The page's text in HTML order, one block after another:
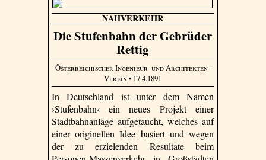
NAHVERKEHR
Die Stufenbahn der Gebrüder
Rettig
Österreichischer Ingenieur- und Architekten-
Verein• 17.4.1891
In Deutschland ist unter dem Namen
›Stufenbahn‹ ein neues Projekt einer
Stadtbahnanlage aufgetaucht, welches auf
einer originellen Idee basiert und wegen
der zu erzielenden Resultate beim